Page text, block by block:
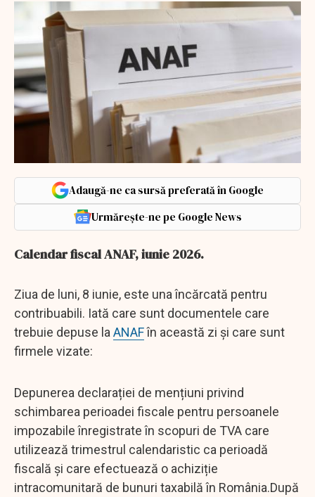
Adaugă-ne ca sursă preferată în Google
Urmărește-ne pe Google News
Calendar fiscal ANAF, iunie 2026.
Ziua de luni, 8 iunie, este una încărcată pentru
contribuabili. Iată care sunt documentele care
trebuie depuse la ANAFîn această zi şi care sunt
firmele vizate:
Depunerea declarației de mențiuni privind
schimbarea perioadei fiscale pentru persoanele
impozabile înregistrate în scopuri de TVA care
utilizează trimestrul calendaristic ca perioadă
fiscală și care efectuează o achiziție
intracomunitară de bunuri taxabilă în România.După